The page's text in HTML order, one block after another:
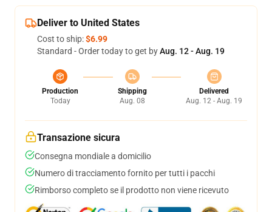
Deliver to United States
Cost to ship:$6.99
Standard - Order today to get byAug. 12 - Aug. 19
Production
Today
Shipping
Aug. 08
Delivered
Aug. 12 - Aug. 19
Transazione sicura
Consegna mondiale a domicilio
Numero di tracciamento fornito per tutti i pacchi
Rimborso completo se il prodotto non viene ricevuto